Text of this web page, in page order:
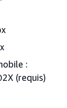
:
(requis)